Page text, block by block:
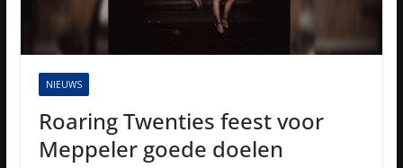
NIEUWS
Roaring Twenties feest voor
Meppeler goede doelen